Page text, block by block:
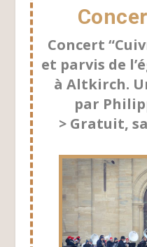
Concert
et parvis de
à Altkirch.
par
> Gratuit,